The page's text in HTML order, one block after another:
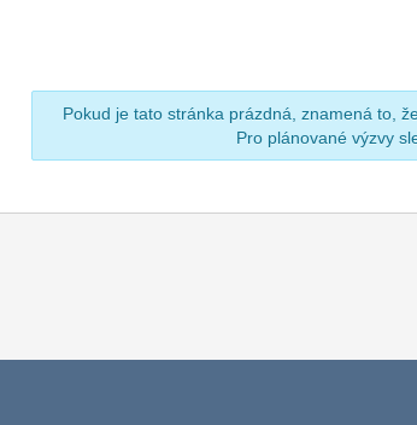
Pokud je tato stránka prázdná, znamená to,
Pro plánované výzvy